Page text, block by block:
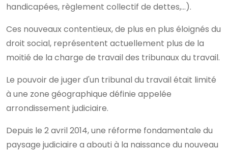
handicapées, règlement collectif de dettes,…).
Ces nouveaux contentieux, de plus en plus éloignés du
droit social, représentent actuellement plus de la
moitié de la charge de travail des tribunaux du travail.
Le pouvoir de juger d'un tribunal du travail était limité
à une zone géographique définie appelée
arrondissement judiciaire.
Depuis le 2 avril 2014, une réforme fondamentale du
paysage judiciaire a abouti à la naissance du nouveau